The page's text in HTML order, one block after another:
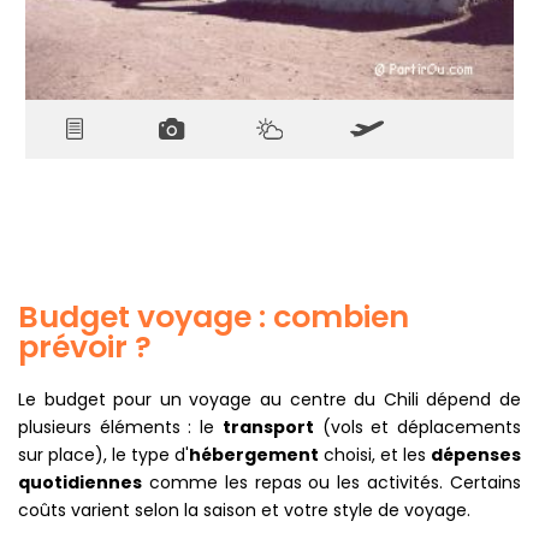
explorez les petits villages littoraux cachés entre Algarrobo
et la réserve de Pingüino de Humboldt, souvent déserts
hors saison.
alentours.
2 semaines
: Ajoutez l'exploration de La Serena, la
région des lacs (Puerto Varas, Parc national Vicente
Pérez Rosales).
3 semaines : Complétez avec des randonnées dans
les parcs (La Campana, Altos de Lircay), sorties
nature sur les volcans, et activités dans les petits
villages côtiers ou viticoles moins fréquentés.
Budget voyage : combien
prévoir ?
Le budget pour un voyage au centre du Chili dépend de
plusieurs éléments : le transport (vols et déplacements
sur place), le type d'hébergement choisi, et les dépenses
quotidiennes comme les repas ou les activités. Certains
coûts varient selon la saison et votre style de voyage.